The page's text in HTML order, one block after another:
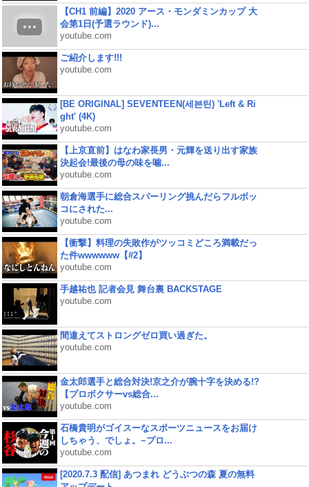
【CH1 前編】2020 アース・モンダミンカップ 大
会第1日(予選ラウンド)...
youtube.com
ご紹介します!!!
youtube.com
[BE ORIGINAL] SEVENTEEN(세븐틴) 'Left & Ri
ght' (4K)
youtube.com
【上京直前】はなわ家長男・元輝を送り出す家族
決起会!最後の母の味を噛...
youtube.com
朝倉海選手に総合スパーリング挑んだらフルボッ
コにされた...
youtube.com
【衝撃】料理の失敗作がツッコミどころ満載だっ
た件wwwwww【#2】
youtube.com
手越祐也 記者会見 舞台裏 BACKSTAGE
youtube.com
間違えてストロングゼロ買い過ぎた。
youtube.com
金太郎選手と総合対決!京之介が腕十字を決める!?
【プロボクサーvs総合...
youtube.com
石橋貴明がゴイスーなスポーツニュースをお届け
しちゃう、でしょ。~プロ...
youtube.com
[2020.7.3 配信] あつまれ どうぶつの森 夏の無料